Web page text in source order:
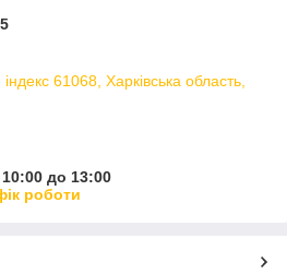
61068, Харківська область,
до 13:00
роботи